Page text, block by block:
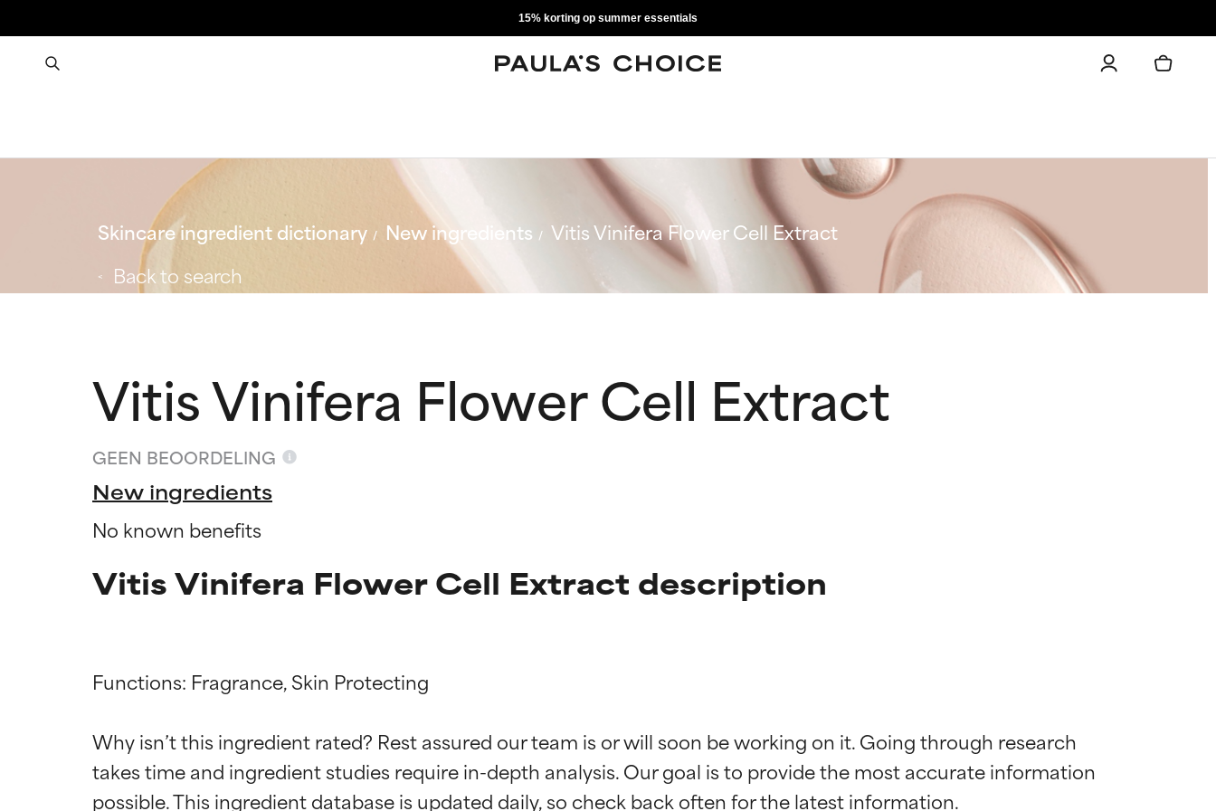
15% korting op summer essentials
Skincare ingredient dictionary New ingredients
Vitis Vinifera Flower Cell Extract
Back to search
Vitis Vinifera Flower Cell Extract
GEEN BEOORDELING
New ingredients
No known benefits
Vitis Vinifera Flower Cell Extract description
Functions: Fragrance, Skin Protecting
Why isn’t this ingredient rated? Rest assured our team is or will soon be working on it. Going through research
takes time and ingredient studies require in-depth analysis. Our goal is to provide the most accurate information
Beoordelingen van ingrediënten
BESTE
Beoordelingen van ingrediënten
BESTE